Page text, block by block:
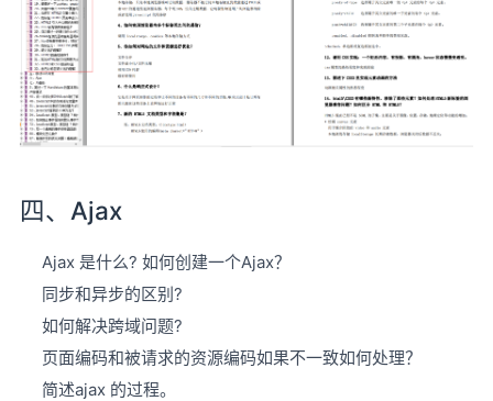
四、Ajax
Ajax 是什么? 如何创建一个Ajax？
同步和异步的区别?
如何解决跨域问题?
页面编码和被请求的资源编码如果不一致如何处理？
简述ajax 的过程。